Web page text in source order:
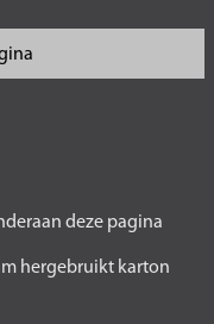
deze pagina
hergebruikt karton